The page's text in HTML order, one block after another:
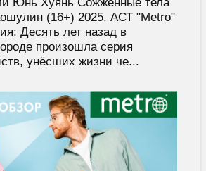
(16+) 2025. АСТ "Metro"
Десять лет назад в
произошла серия
унёсших жизни че...